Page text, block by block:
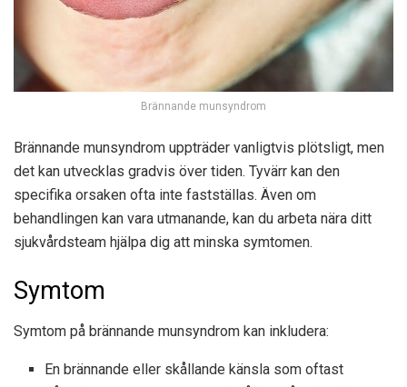
Brännande munsyndrom
Brännande munsyndrom uppträder vanligtvis plötsligt, men
det kan utvecklas gradvis över tiden. Tyvärr kan den
specifika orsaken ofta inte fastställas. Även om
behandlingen kan vara utmanande, kan du arbeta nära ditt
sjukvårdsteam hjälpa dig att minska symtomen.
Symtom
Symtom på brännande munsyndrom kan inkludera:
En brännande eller skållande känsla som oftast